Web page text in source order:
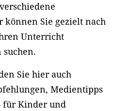
können Sie gezielt nach
Unterricht
Sie hier auch
Medientipps
für Kinder und